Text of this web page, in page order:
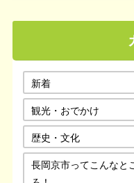
新着
観光・おでかけ
歴史・文化
長岡京市ってこんなと